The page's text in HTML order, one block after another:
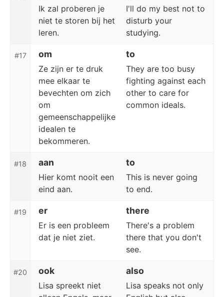
Ik zal proberen je
niet te storen bij het
leren.
I'll do my best not to
disturb your
studying.
#17 om to
Ze zijn er te druk
mee elkaar te
bevechten om zich
om
gemeenschappelijke
idealen te
bekommeren.
They are too busy
fighting against each
other to care for
common ideals.
#18 aan to
Hier komt nooit een
eind aan.
This is never going
to end.
#19 er there
Er is een probleem
dat je niet ziet.
There's a problem
there that you don't
see.
#20 ook also
Lisa spreekt niet
Lisa speaks not only